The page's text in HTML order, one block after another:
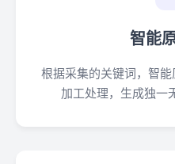
智能
根据采集的关键词，智
加工处理，生成独一